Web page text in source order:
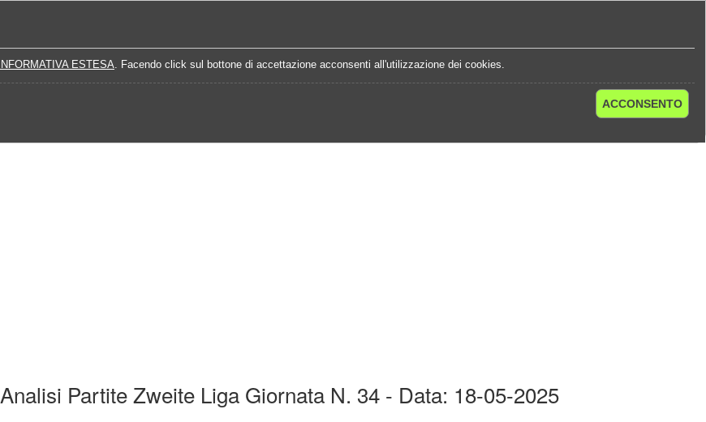
INFORMATIVA ESTESA. Facendo click sul bottone di accettazione acconsenti all'utilizzazione dei cookies.
ACCONSENTO
Analisi Prossimo Turno
Analisi Partite Zweite Liga Giornata N. 34 - Data: 18-05-2025